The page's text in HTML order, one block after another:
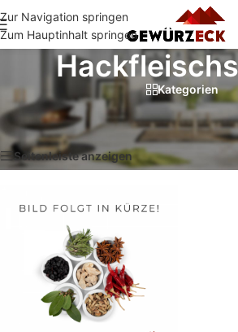
Zur Navigation springen
Zum Hauptinhalt springen
Kategorien
Start/Shop
Produkte verschlagwortet mit
Einzelnes Ergebnis wird angezeigt
Seitenleiste anzeigen